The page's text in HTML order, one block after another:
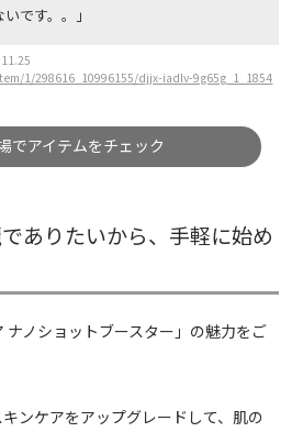
です。。」
1/298616_10996155/djjx-iadlv-9g65g_1_1854
でアイテムをチェック
ありたいから、手軽に始め
ナノショットブースター」の魅力をご
ンケアをアップグレードして、肌の